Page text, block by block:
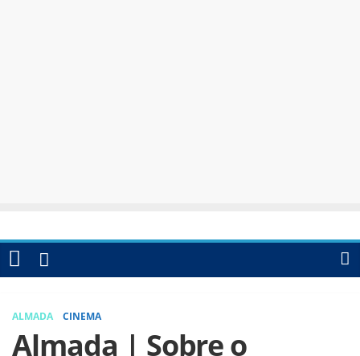
ALMADA CINEMA
Almada | Sobre o